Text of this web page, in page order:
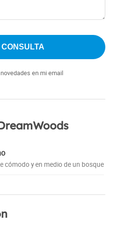
en mi email
cómodo y en medio de un bosque